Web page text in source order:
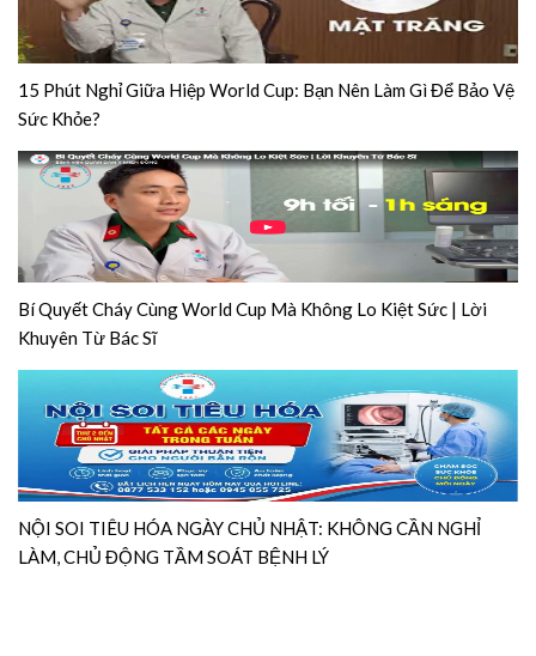
15 Phút Nghỉ Giữa Hiệp World Cup: Bạn Nên Làm Gì Để Bảo Vệ
Sức Khỏe?
Bí Quyết Cháy Cùng World Cup Mà Không Lo Kiệt Sức | Lời
Khuyên Từ Bác Sĩ
NỘI SOI TIÊU HÓA NGÀY CHỦ NHẬT: KHÔNG CẦN NGHỈ
LÀM, CHỦ ĐỘNG TẦM SOÁT BỆNH LÝ